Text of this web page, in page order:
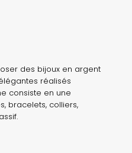
des bijoux en argent
réalisés
consiste en une
bracelets, colliers,